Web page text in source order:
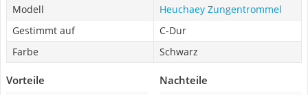
Modell
Heuchaey Zungentrommel
Gestimmt auf
C-Dur
Farbe
Schwarz
Vorteile Nachteile